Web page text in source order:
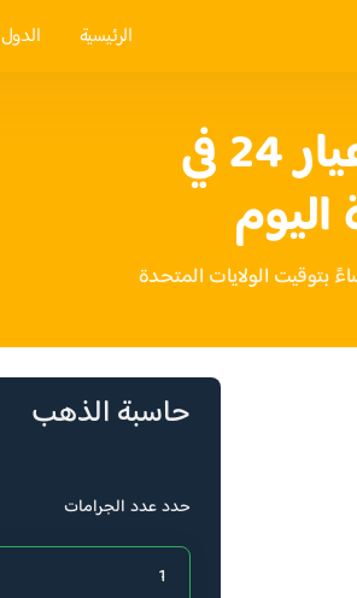
الرئيسية الدول
سعر الذهب عيار 24 في
اليوم
حاسبة الذهب
حدد عدد الجرامات